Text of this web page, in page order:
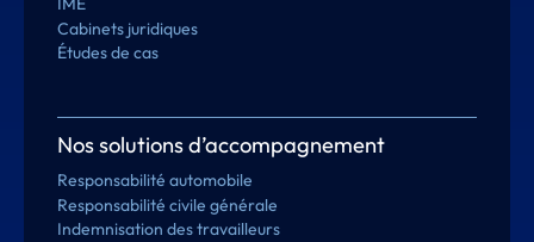
Cabinets juridiques
Études de cas
Nos solutions d’accompagnement
Responsabilité automobile
Responsabilité civile générale
Indemnisation des travailleurs